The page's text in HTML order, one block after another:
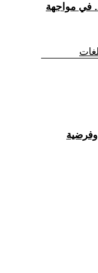
في مواجهة
وفرضية